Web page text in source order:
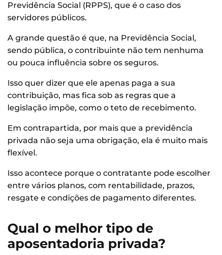
Previdência Social (RPPS), que é o caso dos
servidores públicos.
A grande questão é que, na Previdência Social,
sendo pública, o contribuinte não tem nenhuma
ou pouca influência sobre os seguros.
Isso quer dizer que ele apenas paga a sua
contribuição, mas fica sob as regras que a
legislação impõe, como o teto de recebimento.
Em contrapartida, por mais que a previdência
privada não seja uma obrigação, ela é muito mais
flexível.
Isso acontece porque o contratante pode escolher
entre vários planos, com rentabilidade, prazos,
resgate e condições de pagamento diferentes.
Qual o melhor tipo de
aposentadoria privada?